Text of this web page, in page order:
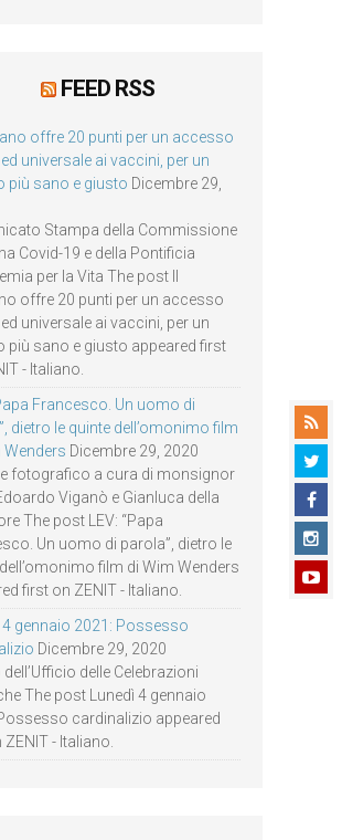
FEED RSS
offre 20 punti per un accesso
universale ai vaccini, per un
più sano e giusto Dicembre 29,
Stampa della Commissione
Covid-19 e della Pontificia
per la Vita The post Il
offre 20 punti per un accesso
universale ai vaccini, per un
più sano e giusto appeared first
- Italiano.
Francesco. Un uomo di
dietro le quinte dell’omonimo film
Wenders Dicembre 29, 2020
fotografico a cura di monsignor
Viganò e Gianluca della
The post LEV: “Papa
Un uomo di parola”, dietro le
film di Wim Wenders
first on ZENIT - Italiano.
4 gennaio 2021: Possesso
Dicembre 29, 2020
delle Celebrazioni
The post Lunedì 4 gennaio
cardinalizio appeared
- Italiano.